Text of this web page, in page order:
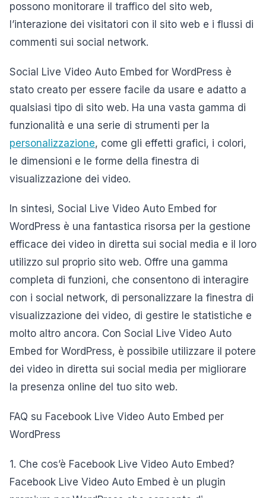
possono monitorare il traffico del sito web,
l’interazione dei visitatori con il sito web e i flussi di
commenti sui social network.
Social Live Video Auto Embed for WordPress è
stato creato per essere facile da usare e adatto a
qualsiasi tipo di sito web. Ha una vasta gamma di
funzionalità e una serie di strumenti per la
personalizzazione, come gli effetti grafici, i colori,
le dimensioni e le forme della finestra di
visualizzazione dei video.
In sintesi, Social Live Video Auto Embed for
WordPress è una fantastica risorsa per la gestione
efficace dei video in diretta sui social media e il loro
utilizzo sul proprio sito web. Offre una gamma
completa di funzioni, che consentono di interagire
con i social network, di personalizzare la finestra di
visualizzazione dei video, di gestire le statistiche e
molto altro ancora. Con Social Live Video Auto
Embed for WordPress, è possibile utilizzare il potere
dei video in diretta sui social media per migliorare
la presenza online del tuo sito web.
FAQ su Facebook Live Video Auto Embed per
WordPress
1. Che cos’è Facebook Live Video Auto Embed?
Facebook Live Video Auto Embed è un plugin